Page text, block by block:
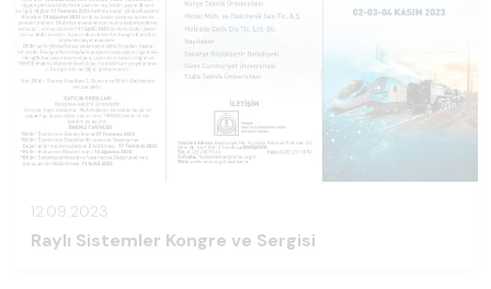
12.09.2023
Raylı Sistemler Kongre ve Sergisi